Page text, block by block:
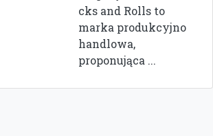
cks and Rolls to
marka produkcyjno
handlowa,
proponująca ...